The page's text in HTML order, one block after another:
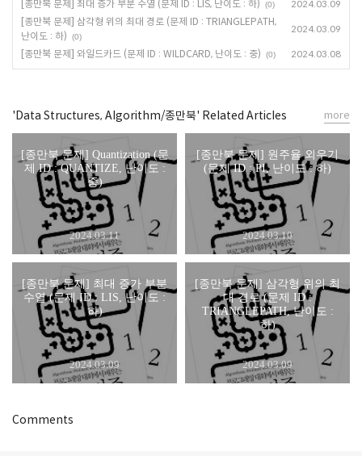
[종만북 문제] 최대 증가 부분 수열 (문제 ID : LIS, 난이도 : 하) (0) 2024.03.09
[종만북 문제] 삼각형 위의 최대 경로 (문제 ID : TRIANGLEPATH,
난이도 : 하)
(0)
2024.03.09
[종만북 문제] 와일드카드 (문제 ID : WILDCARD, 난이도 : 중) (0) 2024.03.08
'Data Structures, Algorithm/종만북' Related Articles
[종만북 문제] Quantization (문
제 ID : QUANTIZE, 난이도 :
중)
2024.03.11
[종만북 문제] 원주율 외우기
(문제 ID : PI, 난이도 : 하)
2024.03.10
[종만북 문제] 최대 증가 부분
수열 (문제 ID : LIS, 난이도 :
하)
2024.03.09
[종만북 문제] 삼각형 위의 최
대 경로 (문제 ID :
TRIANGLEPATH, 난이도 :
하)
2024.03.09
more
Comments